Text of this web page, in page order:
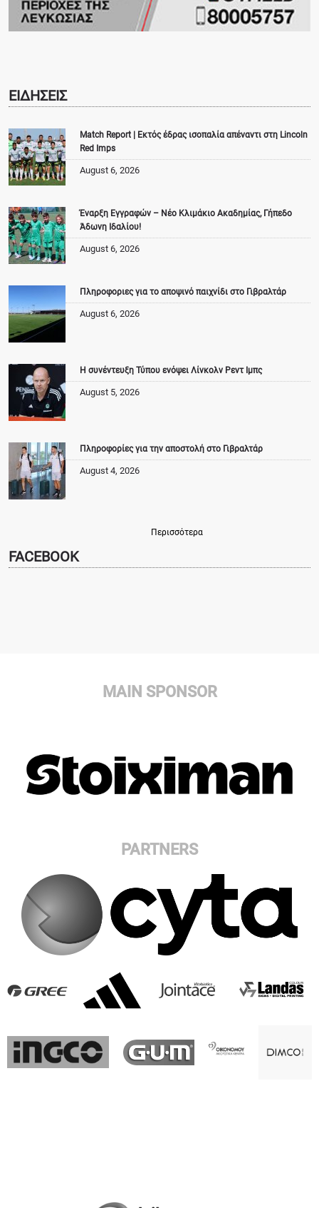
ΕΙΔΗΣΕΙΣ
Match Report | Εκτός έδρας ισοπαλία απέναντι στη Lincoln
Red Imps
August 6, 2026
Έναρξη Εγγραφών – Νέο Κλιμάκιο Ακαδημίας, Γήπεδο
Άδωνη Ιδαλίου!
August 6, 2026
Πληροφοριες για το αποψινό παιχνίδι στο Γιβραλτάρ
August 6, 2026
Η συνέντευξη Τύπου ενόψει Λίνκολν Ρεντ Ιμπς
August 5, 2026
Πληροφορίες για την αποστολή στο Γιβραλτάρ
August 4, 2026
Περισσότερα
FACEBOOK
MAIN SPONSOR
PARTNERS